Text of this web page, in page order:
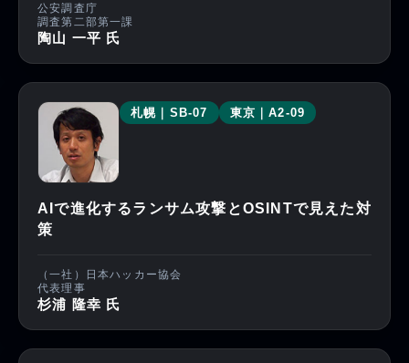
公安調査庁
調査第二部第一課
陶山 一平 氏
札幌｜SB-07 東京｜A2-09
AIで進化するランサム攻撃とOSINTで見えた対
策
（一社）日本ハッカー協会
代表理事
杉浦 隆幸 氏